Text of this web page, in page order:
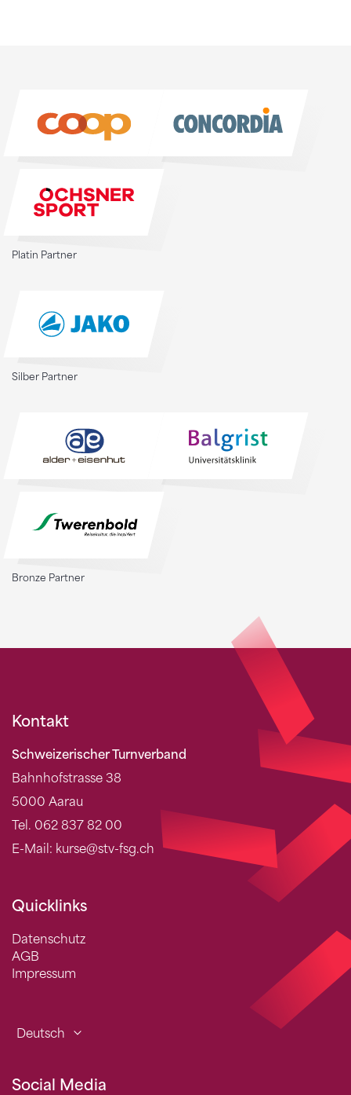
Platin Partner
Silber Partner
Bronze Partner
Kontakt
Schweizerischer Turnverband
Bahnhofstrasse 38
5000 Aarau
Tel. 062 837 82 00
E-Mail: kurse@stv-fsg.ch
Quicklinks
Datenschutz
AGB
Impressum
Deutsch
Social Media